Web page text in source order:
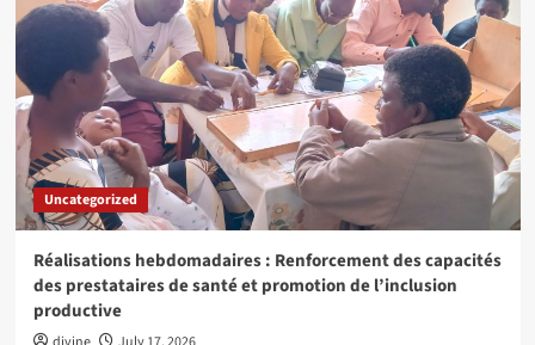
Uncategorized
Réalisations hebdomadaires : Renforcement des capacités
des prestataires de santé et promotion de l’inclusion
productive